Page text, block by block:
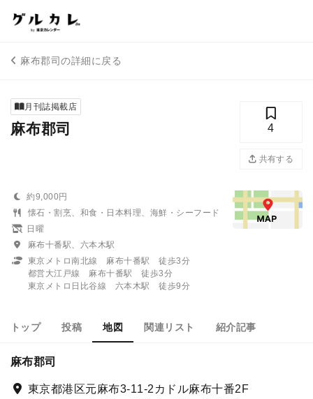
麻布郡司の詳細に戻る
月刊誌掲載店
麻布郡司 4
共有する
約9,000円
懐石・割烹、和食・日本料理、海鮮・シーフード
日曜
麻布十番駅、六本木駅
東京メトロ南北線 麻布十番駅 徒歩3分
都営大江戸線 麻布十番駅 徒歩3分
東京メトロ日比谷線 六本木駅 徒歩9分
トップ 投稿 地図 関連リスト 紹介記事
麻布郡司
東京都港区元麻布3-11-2カドル麻布十番2F